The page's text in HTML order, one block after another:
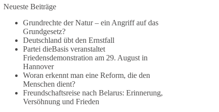
1 Tag zuvor
⚡️ NATO-Gipfel in Ankara: Kriegskonferenz statt
Friedensgipfel!?
Anfang Juli 2026 trafen sich 32 Bündnisstaaten
sowie deren Staats- und Regierungschefs zum
NATO-Gipfel in der Türkei. Von der NATO wird
behauptet, sie sei das wichtigste
Verteidigungsbündnis der Welt und ein Garant für
Sicherheit.
Neueste Beiträge
Grundrechte der Natur – ein Angriff auf das
Grundgesetz?
Deutschland übt den Ernstfall
Partei dieBasis veranstaltet
Friedensdemonstration am 29. August in
Hannover
Woran erkennt man eine Reform, die den
Menschen dient?
Freundschaftsreise nach Belarus: Erinnerung,
Versöhnung und Frieden